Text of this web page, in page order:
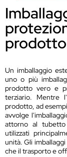
prodotto
Un imballaggio
uno o più
prodotto vero e
terziario. Mentre
prodotto, ad
avvolge
attorno al
utilizzati
unità. Gli
che il trasporto e